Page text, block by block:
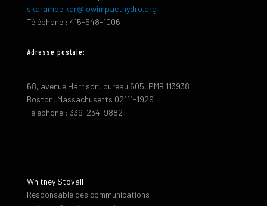
skarambelkar@lowimpacthydro.org
Téléphone : 415-548-1006
Adresse postale:
68, avenue Harrison, bureau 605, PMB 113938
Boston, Massachusetts 02111-1929
Téléphone : 339-234-9882
Whitney Stovall
Responsable des communications